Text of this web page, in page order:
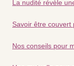
La nudité révèle
Savoir être couvert
Nos conseils pour